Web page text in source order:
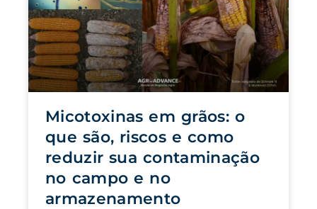
Micotoxinas em grãos: o
que são, riscos e como
reduzir sua contaminação
no campo e no
armazenamento